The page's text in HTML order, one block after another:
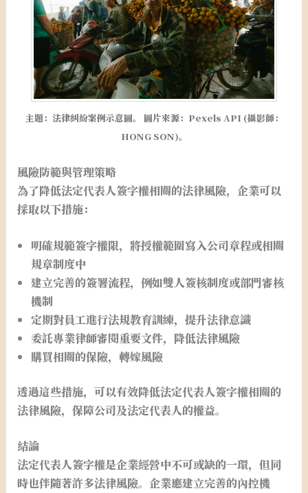
主題：法律糾紛案例示意圖。 圖片來源：Pexels API (攝影師：
HONG SON)。
風險防範與管理策略
為了降低法定代表人簽字權相關的法律風險，企業可以
採取以下措施：
明確規範簽字權限，將授權範圍寫入公司章程或相關
規章制度中
建立完善的簽署流程，例如雙人簽核制度或部門審核
機制
定期對員工進行法規教育訓練，提升法律意識
委託專業律師審閱重要文件，降低法律風險
購買相關的保險，轉嫁風險
透過這些措施，可以有效降低法定代表人簽字權相關的
法律風險，保障公司及法定代表人的權益。
結論
法定代表人簽字權是企業經營中不可或缺的一環，但同
時也伴隨著許多法律風險。企業應建立完善的內控機